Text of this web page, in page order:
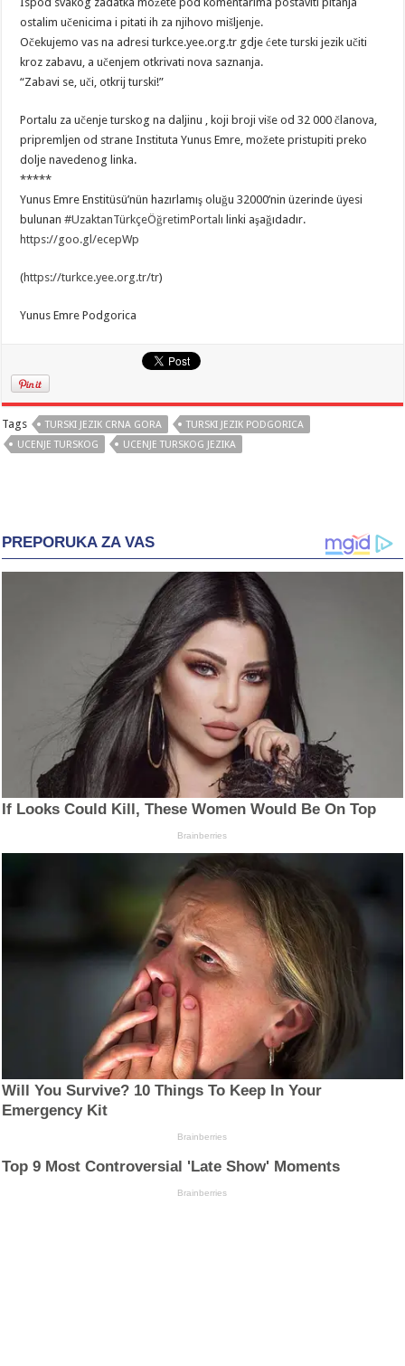
ostalim učenicima i pitati ih za njihovo mišljenje.
Očekujemo vas na adresi turkce.yee.org.tr gdje ćete turski jezik učiti
kroz zabavu, a učenjem otkrivati nova saznanja.
“Zabavi se, uči, otkrij turski!”
Portalu za učenje turskog na daljinu , koji broji više od 32 000 članova,
pripremljen od strane Instituta Yunus Emre, možete pristupiti preko
dolje navedenog linka.
*****
Yunus Emre Enstitüsü’nün hazırlamış oluğu 32000’nin üzerinde üyesi
bulunan#UzaktanTürkçeÖğretimPortalı linki aşağıdadır.
https://goo.gl/ecepWp
(https://turkce.yee.org.tr/tr)
Yunus Emre Podgorica
Tags TURSKI JEZIK CRNA GORA
TURSKI JEZIK PODGORICA
UCENJE TURSKOG
UCENJE TURSKOG JEZIKA